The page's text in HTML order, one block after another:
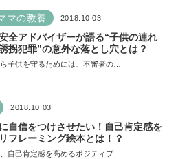
マの教養 2018.10.03
全アドバイザーが語る“子供の連れ
拐犯罪”の意外な落とし穴とは？
子供を守るためには、不審者の…
2018.10.03
自信をつけさせたい！自己肯定感を
フレーミング絵本とは！？
自己肯定感を高めるポジティブ…